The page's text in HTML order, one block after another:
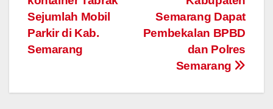
Semarang Dapat
Pembekalan BPBD
dan Polres
Semarang
Sejumlah Mobil
Parkir di Kab.
Semarang